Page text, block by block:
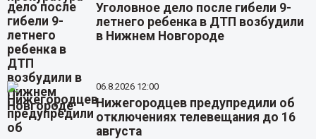
Уголовное дело после гибели 9-
летнего ребенка в ДТП возбудили
в Нижнем Новгороде
06.8.2026 12:00
Нижегородцев предупредили об
отключениях телевещания до 16
августа